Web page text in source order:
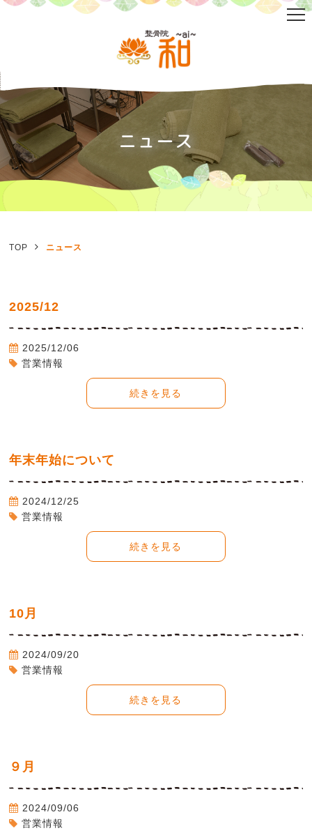
ニュース
TOP ニュース
2025/12
2025/12/06
営業情報
続きを見る
年末年始について
2024/12/25
営業情報
続きを見る
10月
2024/09/20
営業情報
続きを見る
９月
2024/09/06
営業情報